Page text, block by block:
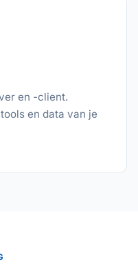
en -client.
en data van je